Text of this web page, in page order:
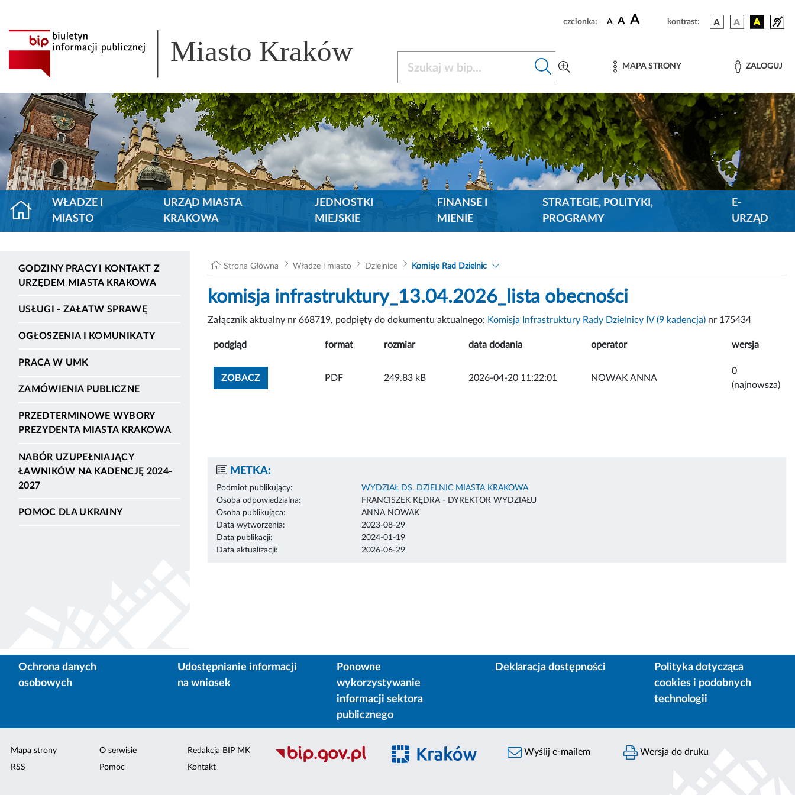
czcionka: A A A kontrast:
Miasto Kraków MAPA STRONY ZALOGUJ
WŁADZE I
MIASTO
URZĄD MIASTA
KRAKOWA
JEDNOSTKI
MIEJSKIE
FINANSE I
MIENIE
STRATEGIE, POLITYKI,
PROGRAMY
E-
URZĄD
GODZINY PRACY I KONTAKT Z
URZĘDEM MIASTA KRAKOWA
USŁUGI - ZAŁATW SPRAWĘ
OGŁOSZENIA I KOMUNIKATY
PRACA W UMK
ZAMÓWIENIA PUBLICZNE
PRZEDTERMINOWE WYBORY
PREZYDENTA MIASTA KRAKOWA
NABÓR UZUPEŁNIAJĄCY
ŁAWNIKÓW NA KADENCJĘ 2024-
2027
POMOC DLA UKRAINY
Strona Główna Władze i miasto Dzielnice Komisje Rad Dzielnic
komisja infrastruktury_13.04.2026_lista obecności
Załącznik aktualny nr 668719, podpięty do dokumentu aktualnego: Komisja Infrastruktury Rady Dzielnicy IV (9 kadencja) nr 175434
podgląd format rozmiar data dodania operator wersja
ZOBACZZOBACZ ZAŁĄCZNIK
PDF 249.83 kB 2026-04-20 11:22:01 NOWAK ANNA
0
(najnowsza)
METKA:
Podmiot publikujący:
WYDZIAŁ DS. DZIELNIC MIASTA KRAKOWA
Osoba odpowiedzialna:
FRANCISZEK KĘDRA - DYREKTOR WYDZIAŁU
Osoba publikująca:
ANNA NOWAK
Data wytworzenia:
2023-08-29
Data publikacji:
2024-01-19
Data aktualizacji:
2026-06-29
Ochrona danych
osobowych
Udostępnianie informacji
na wniosek
Ponowne
wykorzystywanie
informacji sektora
publicznego
Deklaracja dostępności
Polityka dotycząca
cookies i podobnych
technologii
Mapa strony
RSS
O serwisie
Pomoc
Redakcja BIP MK
Kontakt
Wyślij e-mailem Wersja do druku